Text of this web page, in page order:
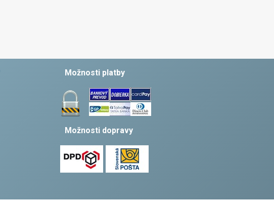
Možnosti platby
Možnosti dopravy